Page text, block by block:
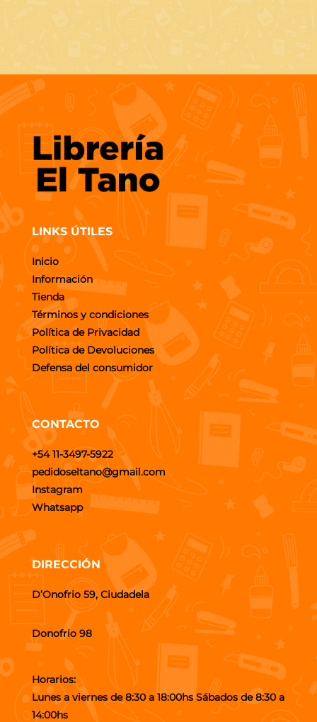
LINKS ÚTILES
Inicio
Información
Tienda
Términos y condiciones
Política de Privacidad
Política de Devoluciones
Defensa del consumidor
CONTACTO
+54 11-3497-5922
pedidoseltano@gmail.com
Instagram
Whatsapp
DIRECCIÓN
D’Onofrio 59, Ciudadela
Donofrio 98
Horarios:
Lunes a viernes de 8:30 a 18:00hs Sábados de 8:30 a
14:00hs